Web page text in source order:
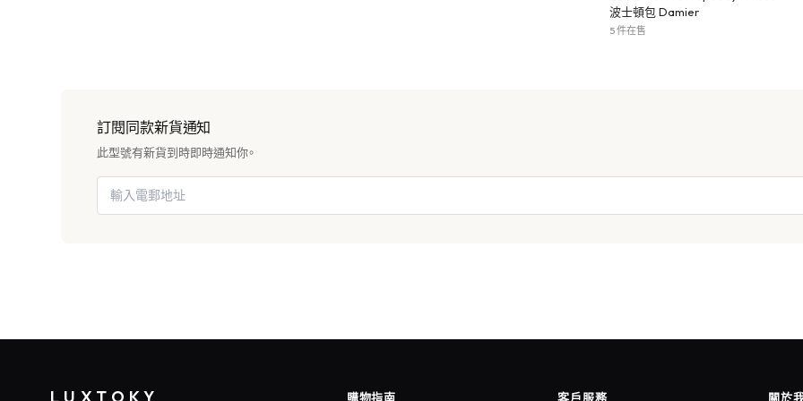
波士頓包 Damier
5 件在售
訂閱同款新貨通知
此型號有新貨到時即時通知你。
購物指南 客戶服務 關於